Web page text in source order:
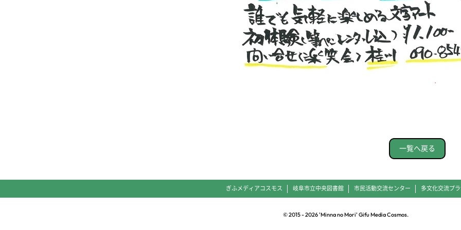
一覧へ戻る
ぎふメディアコスモス 岐阜市立中央図書館 市民活動交流センター 多文化交流プ
© 2015 -2026'Minna no Mori' Gifu Media Cosmos.